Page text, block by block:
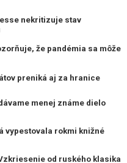
nekritizuje stav
že pandémia sa môže
preniká aj za hranice
menej známe dielo
vypestovala rokmi knižné
od ruského klasika